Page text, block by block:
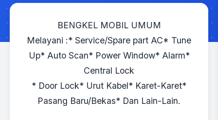
BENGKEL MOBIL UMUM
Melayani :* Service/Spare part AC* Tune
Up* Auto Scan* Power Window* Alarm*
Central Lock
* Door Lock* Urut Kabel* Karet-Karet*
Pasang Baru/Bekas* Dan Lain-Lain.